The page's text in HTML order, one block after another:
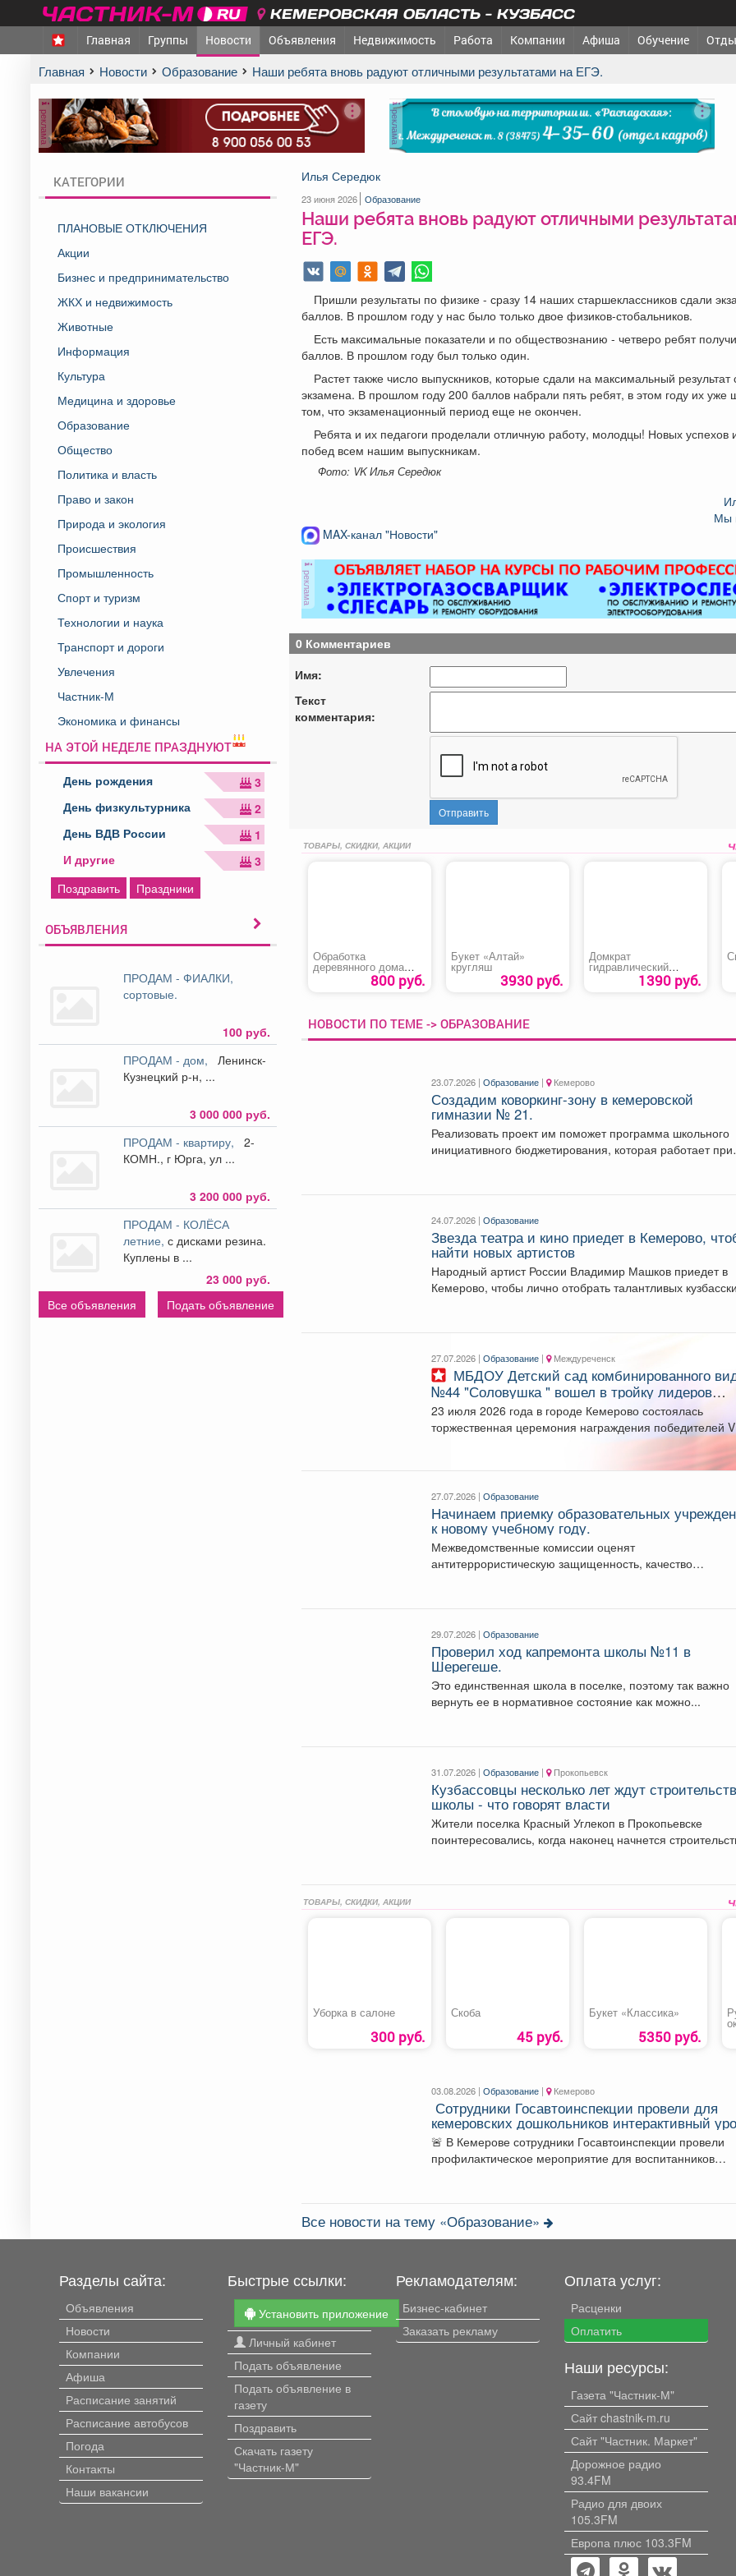
КЕМЕРОВСКАЯ ОБЛАСТЬ - КУЗБАСС
Главная Группы Новости Объявления Недвижимость Работа Компании Афиша Обучение
Главная Новости Образование Наши ребята вновь радуют отличными результатами на ЕГЭ.
реклама реклама
КАТЕГОРИИ
ПЛАНОВЫЕ ОТКЛЮЧЕНИЯ
Акции
Бизнес и предпринимательство
ЖКХ и недвижимость
Животные
Информация
Культура
Медицина и здоровье
Образование
Общество
Политика и власть
Право и закон
Природа и экология
Происшествия
Промышленность
Спорт и туризм
Технологии и наука
Транспорт и дороги
Увлечения
Частник-М
Экономика и финансы
НА ЭТОЙ НЕДЕЛЕ ПРАЗДНУЮТ
День рождения
3
День физкультурника
2
День ВДВ России
1
И другие
3
Поздравить
Праздники
ОБЪЯВЛЕНИЯ
ПРОДАМ - ФИАЛКИ,
сортовые.
100 руб.
ПРОДАМ - дом,
Ленинск-
Кузнецкий р-н, ...
3 000 000 руб.
ПРОДАМ - квартиру,
2-
КОМН., г Юрга, ул ...
3 200 000 руб.
ПРОДАМ - КОЛЁСА
летние,с дисками резина.
Куплены в ...
23 000 руб.
Все объявления
Подать объявление
Илья Середюк
23 июня 2026 Образование
Наши ребята вновь радуют отличными
ЕГЭ.
Пришли результаты по физике - сразу 14 наших старшеклассников сдали
баллов. В прошлом году у нас было только двое физиков-стобальников.
Есть максимальные показатели и по обществознанию - четверо ребят
баллов. В прошлом году был только один.
Растет также число выпускников, которые сдали на максимальный результат
экзамена. В прошлом году 200 баллов набрали пять ребят, в этом году их уже
том, что экзаменационный период еще не окончен.
Ребята и их педагоги проделали отличную работу, молодцы! Новых успехов
побед всем нашим выпускникам.
Фото: VK Илья Середюк
Мы
MAX-канал "Новости"
реклама
0 Комментариев
Имя:
Текст
комментария:
Отправить
ТОВАРЫ, СКИДКИ, АКЦИИ
Обработка
деревянного дома
антисептиком800 руб.
Букет «Алтай»
кругляш
3930 руб.
Домкрат
гидравлический
бутылочный «Startul
Auto 8018-02»1390 руб.
НОВОСТИ ПО ТЕМЕ -> ОБРАЗОВАНИЕ
23.07.2026 |Образование | Кемерово
Создадим коворкинг-зону в кемеровской
гимназии № 21.
Реализовать проект им поможет программа школьного
инициативного бюджетирования, которая работает при
24.07.2026 |Образование
Звезда театра и кино приедет в Кемерово,
найти новых артистов
Народный артист России Владимир Машков приедет в
Кемерово, чтобы лично отобрать талантливых
27.07.2026 |Образование | Междуреченск
№44 "Соловушка " вошел в тройку лидеров
регионального конкурса бережливых
23 июля 2026 года в городе Кемерово состоялась
торжественная церемония награждения победителей V
27.07.2026 |Образование
Начинаем приемку образовательных
к новому учебному году.
Межведомственные комиссии оценят
антитеррористическую защищенность, качество
29.07.2026 |Образование
Проверил ход капремонта школы №11 в
Шерегеше.
Это единственная школа в поселке, поэтому так важно
вернуть ее в нормативное состояние как можно...
31.07.2026 |Образование | Прокопьевск
Кузбассовцы несколько лет ждут
школы - что говорят власти
Жители поселка Красный Углекоп в Прокопьевске
поинтересовались, когда наконец начнется
ТОВАРЫ, СКИДКИ, АКЦИИ
Уборка в салоне
300 руб.
Скоба
45 руб.
Букет «Классика»
5350 руб.
03.08.2026 |Образование | Кемерово
‍ Сотрудники Госавтоинспекции провели для
кемеровских дошкольников интерактивный
безопасности
🚨 В Кемерове сотрудники Госавтоинспекции провели
профилактическое мероприятие для воспитанников
Все новости на тему «Образование»
Разделы сайта:
Объявления
Новости
Компании
Афиша
Расписание занятий
Расписание автобусов
Погода
Контакты
Наши вакансии
Быстрые ссылки:
Установить приложение
Личный кабинет
Подать объявление
Подать объявление в
газету
Поздравить
Скачать газету
"Частник-М"
Рекламодателям:
Бизнес-кабинет
Заказать рекламу
Оплата услуг:
Расценки
Оплатить
Наши ресурсы:
Газета "Частник-М"
Сайт chastnik-m.ru
Сайт "Частник. Маркет"
Дорожное радио
93.4FM
Радио для двоих
105.3FM
Европа плюс 103.3FM